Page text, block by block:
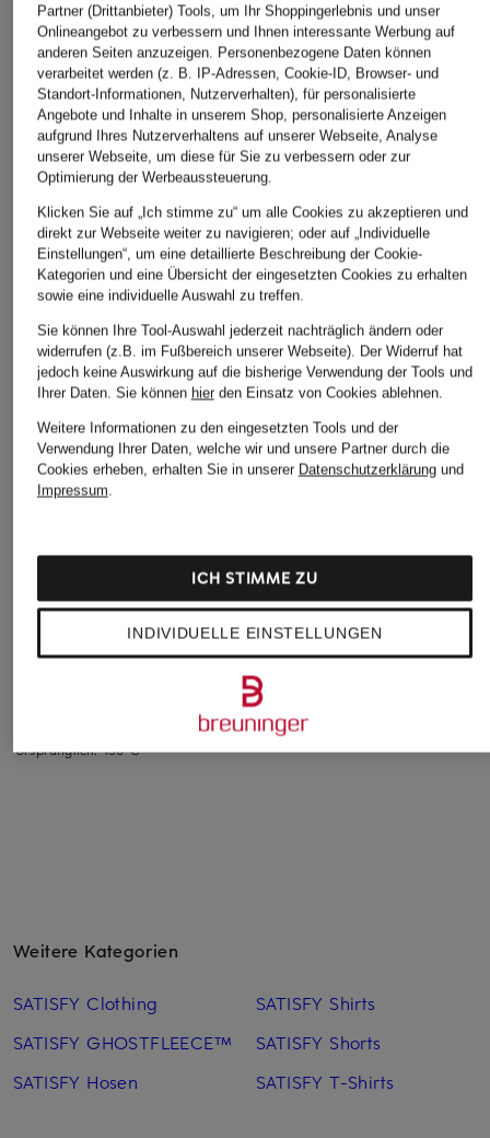
MAMMUT
MADRIS LIGHT
Ursprünglich:150 €
ARC'TERYX
KYANITE
LIGHTWEIGHT
SALEWA
CAMMINO
90 €
Weitere Kategorien
SATISFY Clothing
SATISFY GHOSTFLEECE™
SATISFY Hosen
SATISFY Shirts
SATISFY Shorts
SATISFY T-Shirts
Partner (Drittanbieter) Tools, um Ihr Shoppingerlebnis und unser
Onlineangebot zu verbessern und Ihnen interessante Werbung auf
anderen Seiten anzuzeigen. Personenbezogene Daten können
verarbeitet werden (z. B. IP-Adressen, Cookie-ID, Browser- und
Standort-Informationen, Nutzerverhalten), für personalisierte
Angebote und Inhalte in unserem Shop, personalisierte Anzeigen
aufgrund Ihres Nutzerverhaltens auf unserer Webseite, Analyse
unserer Webseite, um diese für Sie zu verbessern oder zur
Optimierung der Werbeaussteuerung.
Klicken Sie auf „Ich stimme zu“ um alle Cookies zu akzeptieren und
direkt zur Webseite weiter zu navigieren; oder auf „Individuelle
Einstellungen“, um eine detaillierte Beschreibung der Cookie-
Kategorien und eine Übersicht der eingesetzten Cookies zu erhalten
sowie eine individuelle Auswahl zu treffen.
Sie können Ihre Tool-Auswahl jederzeit nachträglich ändern oder
widerrufen (z.B. im Fußbereich unserer Webseite). Der Widerruf hat
jedoch keine Auswirkung auf die bisherige Verwendung der Tools und
Ihrer Daten. Sie können hierden Einsatz von Cookies ablehnen.
Weitere Informationen zu den eingesetzten Tools und der
Verwendung Ihrer Daten, welche wir und unsere Partner durch die
Cookies erheben, erhalten Sie in unserer Datenschutzerklärungund
Impressum.
INDIVIDUELLE EINSTELLUNGEN
ICH STIMME ZU